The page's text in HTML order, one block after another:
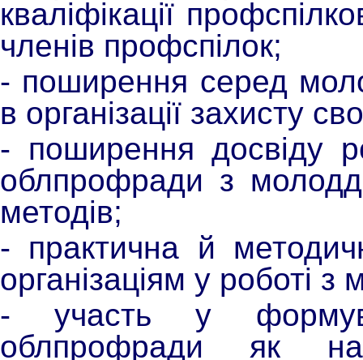
кваліфікації
членів профспілок;
- поширення серед
в організації захисту
- поширення досвіду
облпрофради з
методів;
- практична й
організаціям у роботі
- участь у
облпрофради як